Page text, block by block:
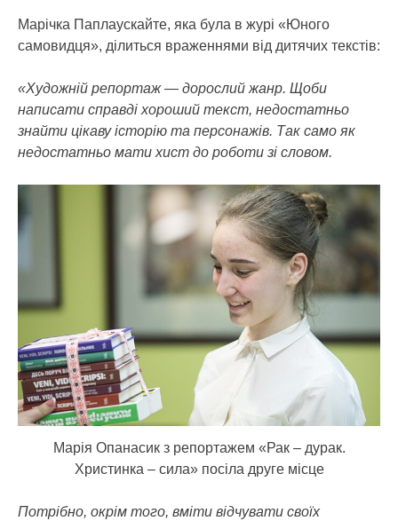
Марічка Паплаускайте, яка була в журі «Юного
самовидця», ділиться враженнями від дитячих текстів:
«Художній репортаж — дорослий жанр. Щоби
написати справді хороший текст, недостатньо
знайти цікаву історію та персонажів. Так само як
недостатньо мати хист до роботи зі словом.
Марія Опанасик з репортажем «Рак – дурак.
Христинка – сила» посіла друге місце
Потрібно, окрім того, вміти відчувати своїх